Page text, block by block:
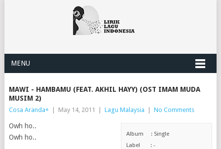
MENU
MAWI - HAMBAMU (FEAT. AKHIL HAYY) (OST IMAM MUDA
MUSIM 2)
Cosa Aranda+ May 14, 2011 Lagu Malaysia No Comments
Album : Single
Label : -
Owh ho..
Owh ho..